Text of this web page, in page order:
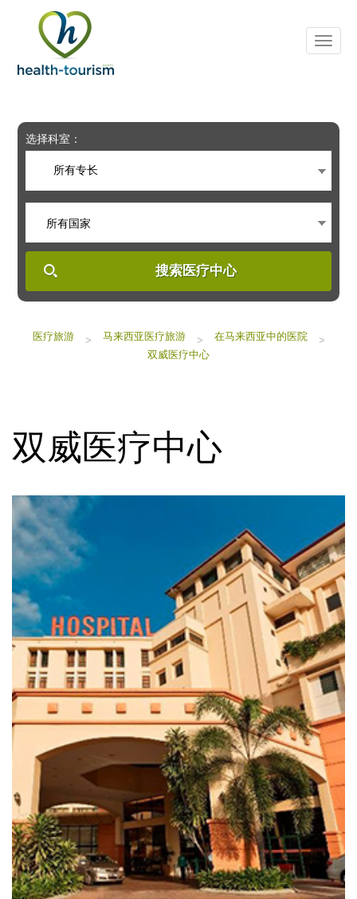
includes
system.
选择科室：
所有专长
所有国家
搜索医疗中心
医疗旅游 > 马来西亚医疗旅游 > 在马来西亚中的医院
>
双威医疗中心
双威医疗中心